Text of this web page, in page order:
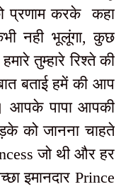
प्रणाम करके कहा
नही भूलूंगा, कुछ
तुम्हारे रिश्ते की
बताई हमें की आप
आपके पापा आपकी
को जानना चाहते
जो थी और हर
इमानदार Prince